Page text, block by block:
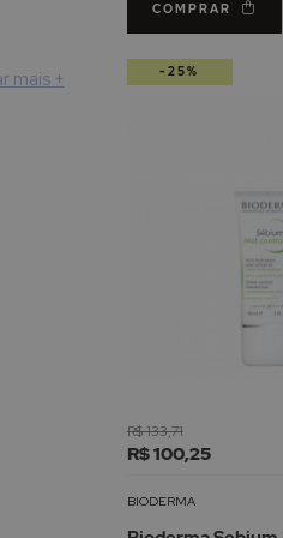
COMPRAR
R$ 100,25
R$ 133,71
BIODERMA
-25%
mais